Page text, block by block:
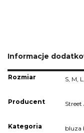
Informacje
Rozmiar S, M, L
Producent
Kategoria bluza